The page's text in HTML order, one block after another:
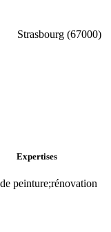
Strasbourg (67000)
Expertises
peinture;rénovation